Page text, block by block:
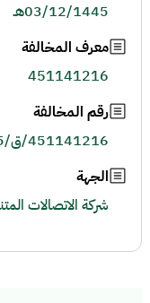
03/12/1445هـ
معرف المخالفة
451141216
رقم المخالفة
451141216/ق/1445هـ
الجهة
شركة الاتصالات